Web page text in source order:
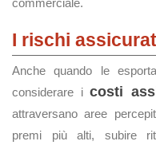
commerciale.
I rischi
Anche quando le
considerare icosti
attraversano aree
premi più alti, subire